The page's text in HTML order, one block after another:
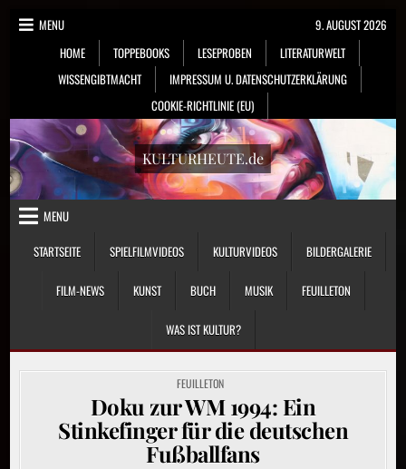
Skip
MENU
HOME
TOPPEBOOKS LESEPROBEN
LITERATURWELT
WISSENGIBTMACHT
IMPRESSUM U. DATENSCHUTZERKLÄRUNG
COOKIE-RICHTLINIE (EU)
9. AUGUST 2026
KULTURHEUTE.de
MENU
STARTSEITE
SPIELFILMVIDEOS KULTURVIDEOS BILDERGALERIE
FILM-NEWS KUNST BUCH MUSIK FEUILLETON
WAS IST KULTUR?
POSTED
IN
FEUILLETON
Doku zur WM 1994: Ein
Stinkefinger für die deutschen
Fußballfans